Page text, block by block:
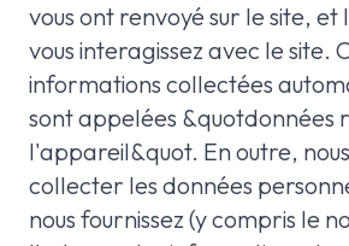
vous ont renvoyé sur le site,
vous interagissez avec le site.
informations collectées
sont appelées &quotdonnées
l'appareil&quot. En outre,
collecter les données
nous fournissez (y compris le